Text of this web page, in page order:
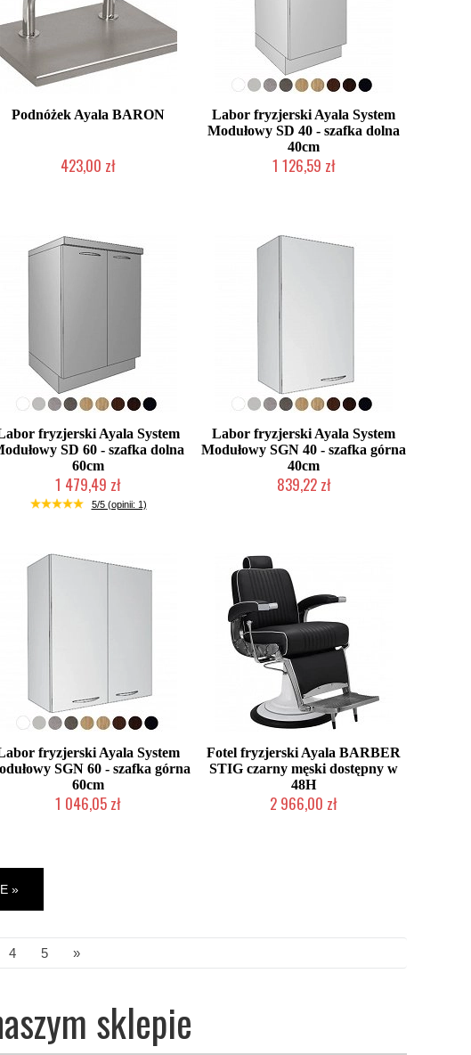
Podnóżek Ayala BARON
423,00 zł
Labor fryzjerski Ayala System
Modułowy SD 40 - szafka dolna
40cm
1 126,59 zł
fryzjerski Ayala System
SD 60 - szafka dolna
60cm
1 479,49 zł
Produkcja na zamówienie Klienta
5/5 (opinii: 1)
Labor fryzjerski Ayala System
Modułowy SGN 40 - szafka górna
40cm
839,22 zł
fryzjerski Ayala System
SGN 60 - szafka górna
60cm
1 046,05 zł
Fotel fryzjerski Ayala BARBER
STIG czarny męski dostępny w
48H
2 966,00 zł
»
4 5 »
sklepie